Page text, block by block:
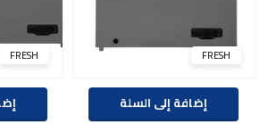
FRESH
إضافة إلى السلة
FRESH